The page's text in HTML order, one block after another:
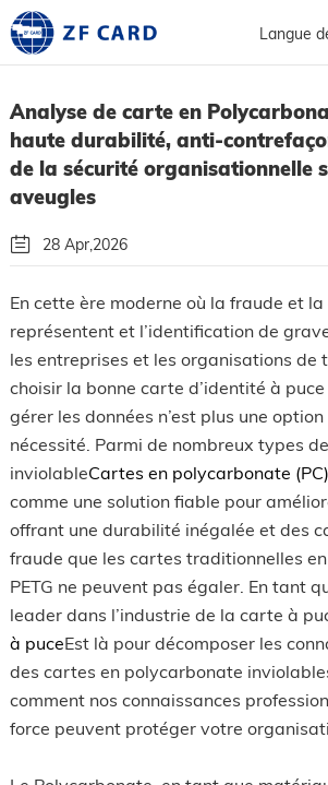
Langue
Analyse de carte en
haute durabilité, anti-
de la sécurité organisationnelle
aveugles
28 Apr,2026
Suivez Nous!
En cette ère moderne où la fraude et
représentent et l’identification de
les entreprises et les organisations de
choisir la bonne carte d’identité à
gérer les données n’est plus une
nécessité. Parmi de nombreux types
inviolableCartes en polycarbonate (PC)
comme une solution fiable pour
offrant une durabilité inégalée et des
fraude que les cartes traditionnelles en
PETG ne peuvent pas égaler. En tant
leader dans l’industrie de la carte à
à puceEst là pour décomposer les
des cartes en polycarbonate
comment nos connaissances
force peuvent protéger votre